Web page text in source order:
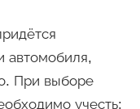
автомобиля,
При выборе
учесть: